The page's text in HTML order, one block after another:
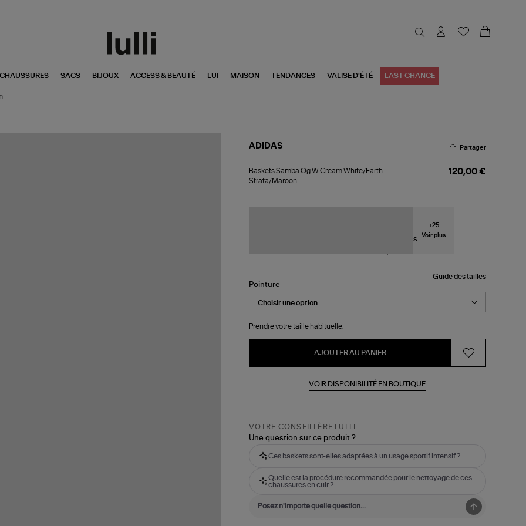
CHAUSSURES SACS BIJOUX ACCESS & BEAUTÉ LUI MAISON TENDANCES VALISE D'ÉTÉ LAST CHANCE
ADIDAS
Samba
Og
Partager
Baskets Samba Og W Cream White/Earth
Strata/Maroon
120,00 €
+25
Voir plus
Guide des tailles
Pointure
Prendre votre taille habituelle.
AJOUTER AU PANIER
VOIR DISPONIBILITÉ EN BOUTIQUE
VOTRE CONSEILLÈRE LULLI
Une question sur ce produit ?
Ces baskets sont-elles adaptées à un usage sportif intensif ?
Quelle est la procédure recommandée pour le nettoyage de ces
chaussures en cuir ?